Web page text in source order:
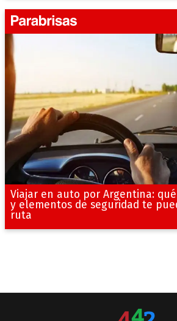
Viajar en auto por Argentina:
y elementos de seguridad te
ruta